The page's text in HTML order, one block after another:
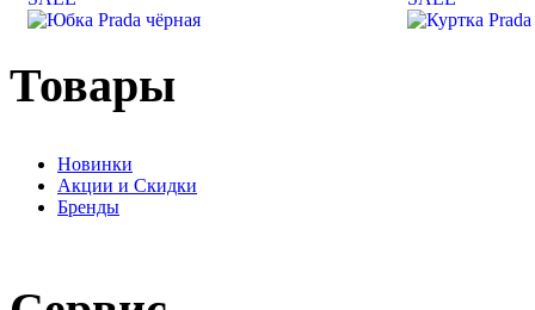
Товары
Новинки
Акции и Скидки
Бренды